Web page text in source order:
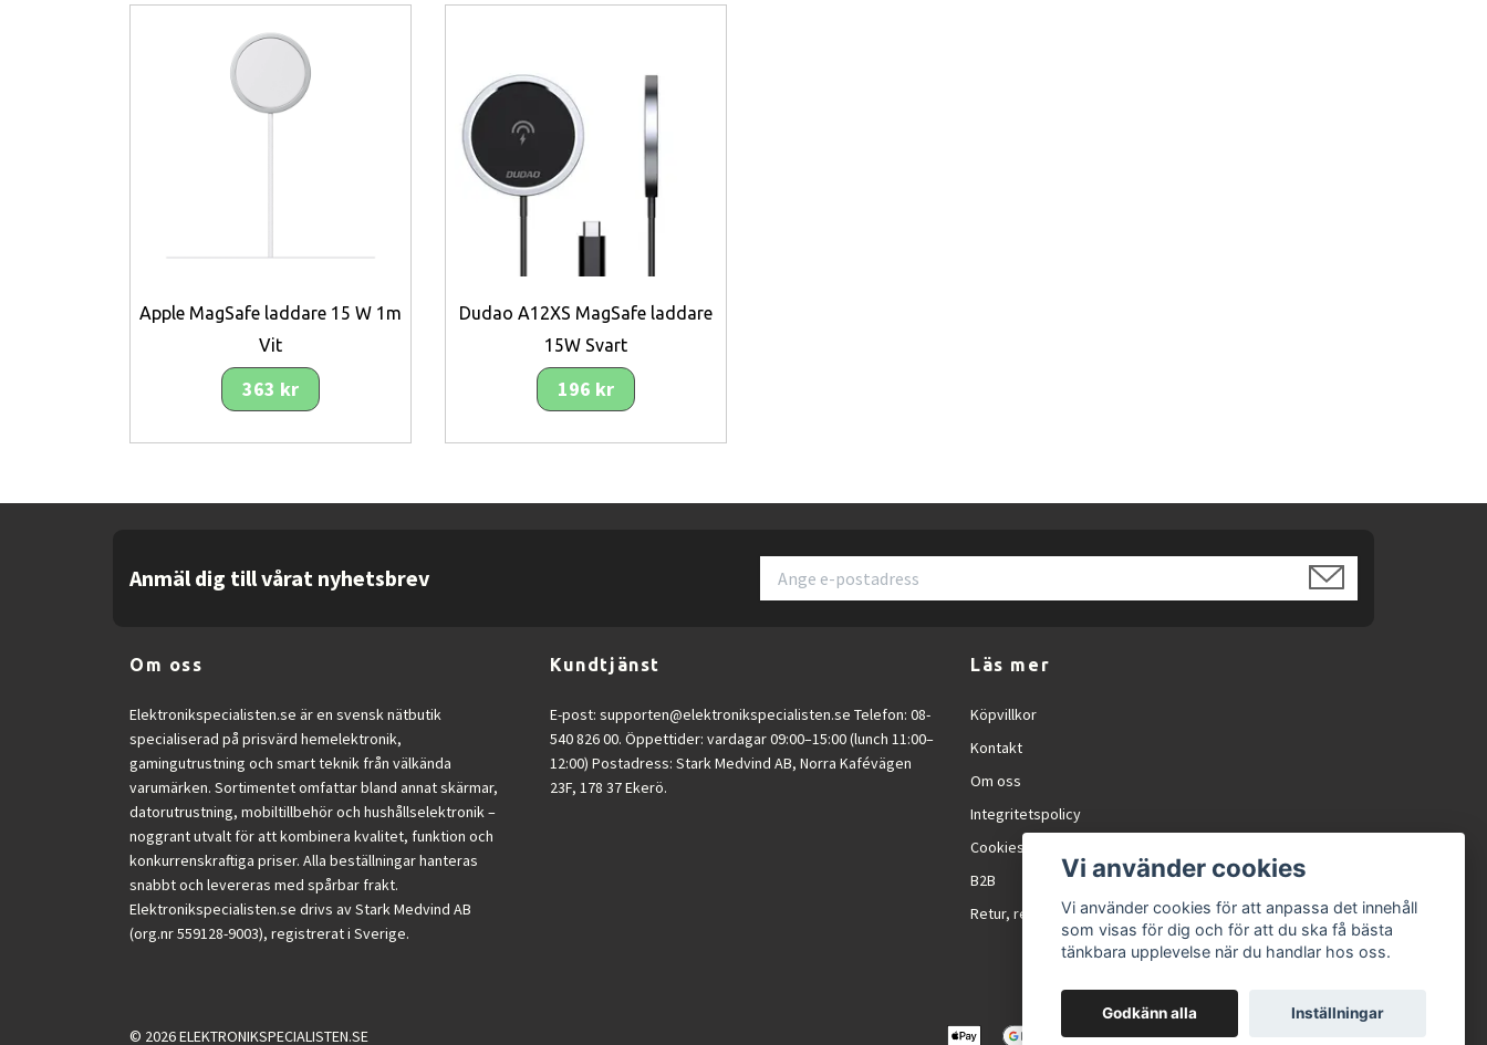
Apple MagSafe laddare 15 W 1m
Vit
363 kr
Dudao A12XS MagSafe laddare
15W Svart
196 kr
Anmäl dig till vårat nyhetsbrev
Om oss
Elektronikspecialisten.se är en svensk nätbutik
specialiserad på prisvärd hemelektronik,
gamingutrustning och smart teknik från välkända
varumärken. Sortimentet omfattar bland annat skärmar,
datorutrustning, mobiltillbehör och hushållselektronik –
noggrant utvalt för att kombinera kvalitet, funktion och
konkurrenskraftiga priser. Alla beställningar hanteras
snabbt och levereras med spårbar frakt.
Elektronikspecialisten.se drivs av Stark Medvind AB
(org.nr 559128-9003), registrerat i Sverige.
Kundtjänst
E-post: supporten@elektronikspecialisten.se Telefon: 08-
540 826 00. Öppettider: vardagar 09:00–15:00 (lunch 11:00–
12:00) Postadress: Stark Medvind AB, Norra Kafévägen
23F, 178 37 Ekerö.
Läs mer
Köpvillkor
Kontakt
Om oss
Integritetspolicy
Cookies
B2B
Retur, reklamation och RMA
© 2026 ELEKTRONIKSPECIALISTEN.SE
Vi använder cookies
Vi använder cookies för att anpassa det innehåll
som visas för dig och för att du ska få bästa
tänkbara upplevelse när du handlar hos oss.
Godkänn alla Inställningar